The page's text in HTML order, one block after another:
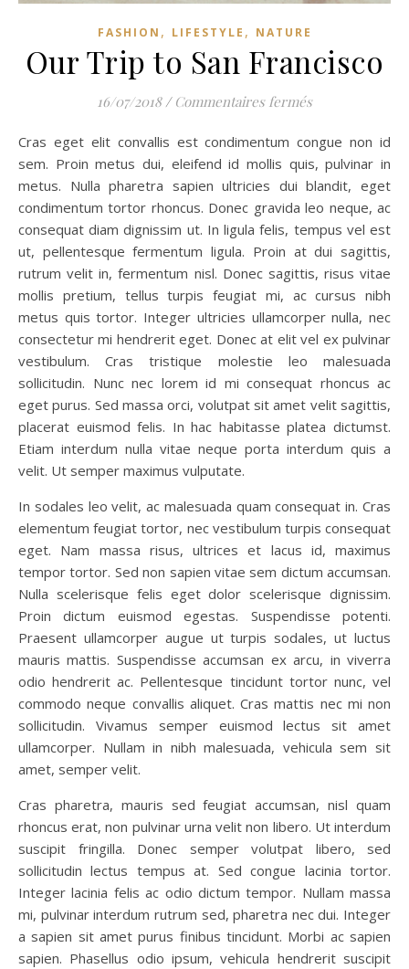
FASHION , LIFESTYLE , NATURE
Our Trip to San Francisco
16/07/2018 / Commentaires ferméssur Our Trip to
Cras eget elit convallis est condimentum congue non id
sem. Proin metus dui, eleifend id mollis quis, pulvinar in
metus. Nulla pharetra sapien ultricies dui blandit, eget
condimentum tortor rhoncus. Donec gravida leo neque, ac
consequat diam dignissim ut. In ligula felis, tempus vel est
ut, pellentesque fermentum ligula. Proin at dui sagittis,
rutrum velit in, fermentum nisl. Donec sagittis, risus vitae
mollis pretium, tellus turpis feugiat mi, ac cursus nibh
metus quis tortor. Integer ultricies ullamcorper nulla, nec
consectetur mi hendrerit eget. Donec at elit vel ex pulvinar
vestibulum. Cras tristique molestie leo malesuada
sollicitudin. Nunc nec lorem id mi consequat rhoncus ac
eget purus. Sed massa orci, volutpat sit amet velit sagittis,
placerat euismod felis. In hac habitasse platea dictumst.
Etiam interdum nulla vitae neque porta interdum quis a
velit. Ut semper maximus vulputate.
In sodales leo velit, ac malesuada quam consequat in. Cras
elementum feugiat tortor, nec vestibulum turpis consequat
eget. Nam massa risus, ultrices et lacus id, maximus
tempor tortor. Sed non sapien vitae sem dictum accumsan.
Nulla scelerisque felis eget dolor scelerisque dignissim.
Proin dictum euismod egestas. Suspendisse potenti.
Praesent ullamcorper augue ut turpis sodales, ut luctus
mauris mattis. Suspendisse accumsan ex arcu, in viverra
odio hendrerit ac. Pellentesque tincidunt tortor nunc, vel
commodo neque convallis aliquet. Cras mattis nec mi non
sollicitudin. Vivamus semper euismod lectus sit amet
ullamcorper. Nullam in nibh malesuada, vehicula sem sit
amet, semper velit.
Cras pharetra, mauris sed feugiat accumsan, nisl quam
rhoncus erat, non pulvinar urna velit non libero. Ut interdum
suscipit fringilla. Donec semper volutpat libero, sed
sollicitudin lectus tempus at. Sed congue lacinia tortor.
Integer lacinia felis ac odio dictum tempor. Nullam massa
mi, pulvinar interdum rutrum sed, pharetra nec dui. Integer
a sapien sit amet purus finibus tincidunt. Morbi ac sapien
sapien. Phasellus odio ipsum, vehicula hendrerit suscipit